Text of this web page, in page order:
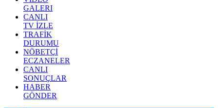
GALERI
CANLI
TV İZLE
TRAFİK
DURUMU
NÖBETÇİ
ECZANELER
CANLI
SONUÇLAR
HABER
GÖNDER